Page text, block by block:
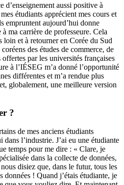
aussi positive à
étudiants apprécient mes cours et
empruntent aujourd’hui donne
ma carrière de professeure. Cela
loin et à retourner en Corée du Sud
des études de commerce, de
par les universités françaises
à l’IÉSEG m’a donné l’opportunité
différentes et m’a rendue plus
globalement, une meilleure version
?
de mes anciens étudiants
l’industrie. J’ai eu une étudiante
temps pour me dire : « Clare, je
dans la collecte de données,
disiez que, dans le futur, tous les
données ! Quand j’étais étudiante, je